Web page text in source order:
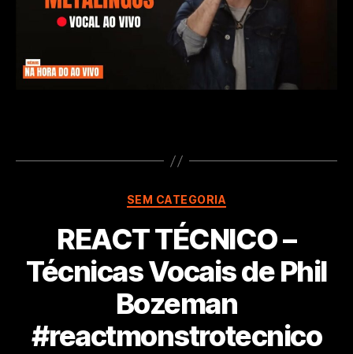
(Myles
Kennedy)
Tentativa
1
Categorias
SEM CATEGORIA
REACT TÉCNICO –
Técnicas Vocais de Phil
Bozeman
#reactmonstrotecnico​